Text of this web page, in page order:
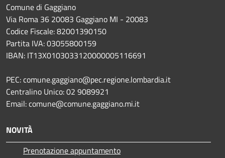
Comune di Gaggiano
Via Roma 36 20083 Gaggiano MI - 20083
Codice Fiscale: 82001390150
Partita IVA: 03055800159
IBAN: IT13X0103033120000005116691
PEC: comune.gaggiano@pec.regione.lombardia.it
Centralino Unico: 02 9089921
Email: comune@comune.gaggiano.mi.it
NOVITÀ
Prenotazione appuntamento